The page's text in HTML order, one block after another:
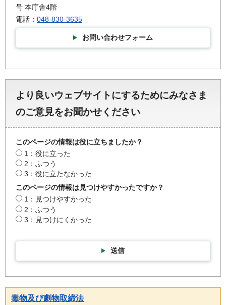
号 本庁舎4階
電話： 048-830-3635
お問い合わせフォーム
より良いウェブサイトにするためにみなさま
のご意見をお聞かせください
このページの情報は役に立ちましたか？
1：役に立った
2：ふつう
3：役に立たなかった
このページの情報は見つけやすかったですか？
1：見つけやすかった
2：ふつう
3：見つけにくかった
送信
毒物及び劇物取締法